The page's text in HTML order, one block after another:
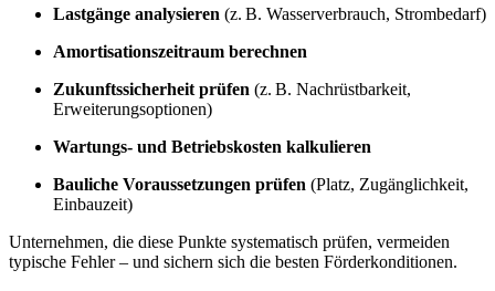
Lastgänge analysieren (z. B. Wasserverbrauch, Strombedarf)
Amortisationszeitraum berechnen
Zukunftssicherheit prüfen (z. B. Nachrüstbarkeit,
Erweiterungsoptionen)
Wartungs- und Betriebskosten kalkulieren
Bauliche Voraussetzungen prüfen (Platz, Zugänglichkeit,
Einbauzeit)
Unternehmen, die diese Punkte systematisch prüfen, vermeiden
typische Fehler – und sichern sich die besten Förderkonditionen.